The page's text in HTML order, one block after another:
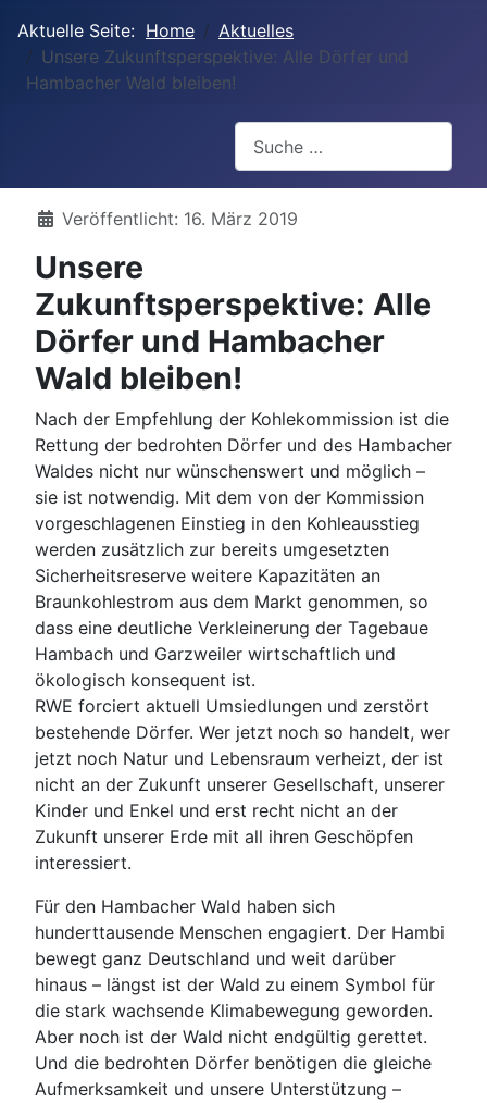
Aktuelle Seite: Home
Aktuelles
Unsere Zukunftsperspektive: Alle Dörfer und
Hambacher Wald bleiben!
Details
Veröffentlicht: 16. März 2019
Unsere
Zukunftsperspektive: Alle
Dörfer und Hambacher
Wald bleiben!
Nach der Empfehlung der Kohlekommission ist die
Rettung der bedrohten Dörfer und des Hambacher
Waldes nicht nur wünschenswert und möglich –
sie ist notwendig. Mit dem von der Kommission
vorgeschlagenen Einstieg in den Kohleausstieg
werden zusätzlich zur bereits umgesetzten
Sicherheitsreserve weitere Kapazitäten an
Braunkohlestrom aus dem Markt genommen, so
dass eine deutliche Verkleinerung der Tagebaue
Hambach und Garzweiler wirtschaftlich und
ökologisch konsequent ist.
RWE forciert aktuell Umsiedlungen und zerstört
bestehende Dörfer. Wer jetzt noch so handelt, wer
jetzt noch Natur und Lebensraum verheizt, der ist
nicht an der Zukunft unserer Gesellschaft, unserer
Kinder und Enkel und erst recht nicht an der
Zukunft unserer Erde mit all ihren Geschöpfen
interessiert.
Für den Hambacher Wald haben sich
hunderttausende Menschen engagiert. Der Hambi
bewegt ganz Deutschland und weit darüber
hinaus – längst ist der Wald zu einem Symbol für
die stark wachsende Klimabewegung geworden.
Aber noch ist der Wald nicht endgültig gerettet.
Und die bedrohten Dörfer benötigen die gleiche
Aufmerksamkeit und unsere Unterstützung –